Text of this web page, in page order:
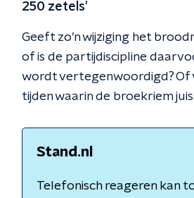
250 zetels'
Geeft zo’n wijziging het
of is de partijdiscipline
wordt vertegenwoordigd? Of
tijden waarin de broekriem
Stand.nl
Telefonisch reageren kan